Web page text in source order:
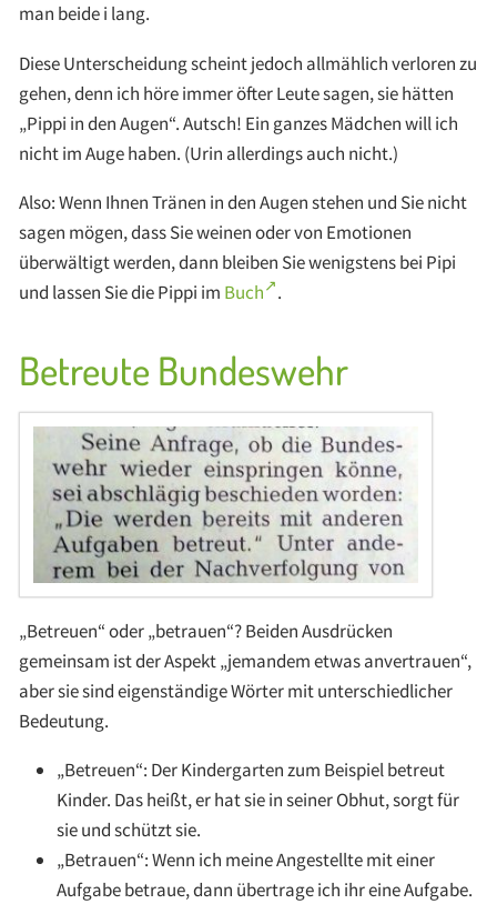
man beide i lang.
Diese Unterscheidung scheint jedoch allmählich verloren zu
gehen, denn ich höre immer öfter Leute sagen, sie hätten
„Pippi in den Augen“. Autsch! Ein ganzes Mädchen will ich
nicht im Auge haben. (Urin allerdings auch nicht.)
Also: Wenn Ihnen Tränen in den Augen stehen und Sie nicht
sagen mögen, dass Sie weinen oder von Emotionen
überwältigt werden, dann bleiben Sie wenigstens bei Pipi
und lassen Sie die Pippi im Buch .
Betreute Bundeswehr
„Betreuen“ oder „betrauen“? Beiden Ausdrücken
gemeinsam ist der Aspekt „jemandem etwas anvertrauen“,
aber sie sind eigenständige Wörter mit unterschiedlicher
Bedeutung.
„Betreuen“: Der Kindergarten zum Beispiel betreut
Kinder. Das heißt, er hat sie in seiner Obhut, sorgt für
sie und schützt sie.
„Betrauen“: Wenn ich meine Angestellte mit einer
Aufgabe betraue, dann übertrage ich ihr eine Aufgabe.